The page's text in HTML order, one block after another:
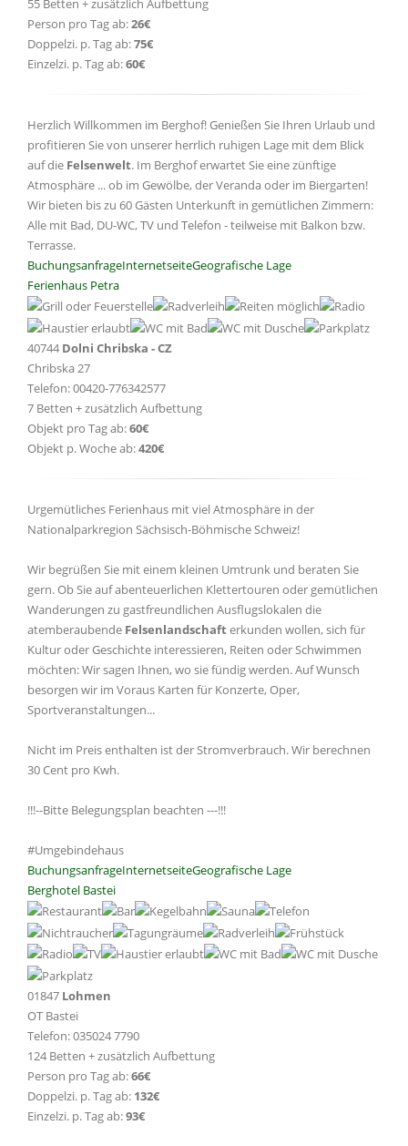
55 Betten + zusätzlich Aufbettung
Person pro Tag ab:26€
Doppelzi. p. Tag ab:75€
Einzelzi. p. Tag ab:60€
Herzlich Willkommen im Berghof! Genießen Sie Ihren Urlaub und
profitieren Sie von unserer herrlich ruhigen Lage mit dem Blick
auf die Felsenwelt. Im Berghof erwartet Sie eine zünftige
Atmosphäre ... ob im Gewölbe, der Veranda oder im Biergarten!
Wir bieten bis zu 60 Gästen Unterkunft in gemütlichen Zimmern:
Alle mit Bad, DU-WC, TV und Telefon - teilweise mit Balkon bzw.
Terrasse.
BuchungsanfrageInternetseiteGeografische Lage
Ferienhaus Petra
40744 Dolni Chribska - CZ
Chribska 27
Telefon: 00420-776342577
7 Betten + zusätzlich Aufbettung
Objekt pro Tag ab:60€
Objekt p. Woche ab:420€
Urgemütliches Ferienhaus mit viel Atmosphäre in der
Nationalparkregion Sächsisch-Böhmische Schweiz!
Wir begrüßen Sie mit einem kleinen Umtrunk und beraten Sie
gern. Ob Sie auf abenteuerlichen Klettertouren oder gemütlichen
Wanderungen zu gastfreundlichen Ausflugslokalen die
atemberaubende Felsenlandschaft erkunden wollen, sich für
Kultur oder Geschichte interessieren, Reiten oder Schwimmen
möchten: Wir sagen Ihnen, wo sie fündig werden. Auf Wunsch
besorgen wir im Voraus Karten für Konzerte, Oper,
Sportveranstaltungen...
Nicht im Preis enthalten ist der Stromverbrauch. Wir berechnen
30 Cent pro Kwh.
!!!--Bitte Belegungsplan beachten ---!!!
#Umgebindehaus
BuchungsanfrageInternetseiteGeografische Lage
Berghotel Bastei
01847 Lohmen
OT Bastei
Telefon: 035024 7790
124 Betten + zusätzlich Aufbettung
Person pro Tag ab:66€
Doppelzi. p. Tag ab: 132€
Einzelzi. p. Tag ab:93€